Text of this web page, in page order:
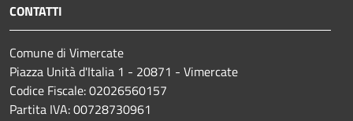
CONTATTI
Comune di Vimercate
Piazza Unità d'Italia 1 - 20871 - Vimercate
Codice Fiscale: 02026560157
Partita IVA: 00728730961